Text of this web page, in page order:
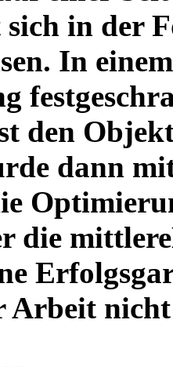
in der
In
den
dann
die
Arbeit